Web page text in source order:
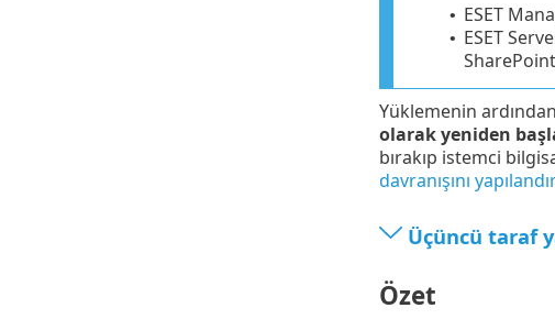
• ESET
• ESET
Yüklemenin
olarak yeniden
bırakıp istemci
davranışını
Üçüncü taraf
Özet